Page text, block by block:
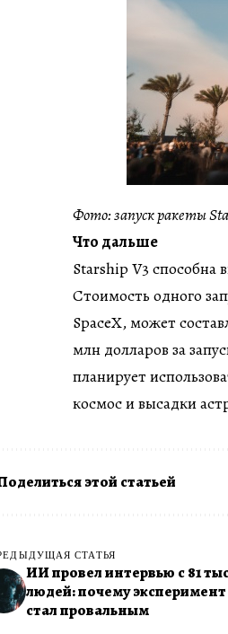
Фото: запуск ракеты
Что дальше
Starship V3 способна
Стоимость одного
SpaceX, может
млн долларов за
планирует
космос и высадки
этой статьей
СТАТЬЯ
ИИ провел интервью с 81
людей: почему
стал провальным